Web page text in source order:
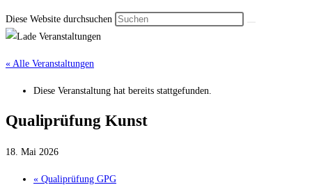
Diese Website durchsuchen
« Alle Veranstaltungen
Diese Veranstaltung hat bereits stattgefunden.
Qualiprüfung Kunst
18. Mai 2026
« Qualiprüfung GPG